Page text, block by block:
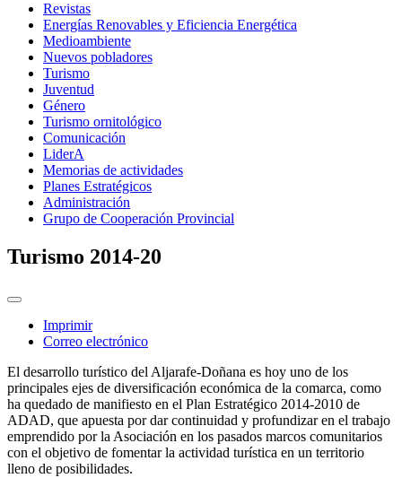
Revistas
Energías Renovables y Eficiencia Energética
Medioambiente
Nuevos pobladores
Turismo
Juventud
Género
Turismo ornitológico
Comunicación
LiderA
Memorias de actividades
Planes Estratégicos
Administración
Grupo de Cooperación Provincial
Turismo 2014-20
Imprimir
Correo electrónico
El desarrollo turístico del Aljarafe-Doñana es hoy uno de los
principales ejes de diversificación económica de la comarca, como
ha quedado de manifiesto en el Plan Estratégico 2014-2010 de
ADAD, que apuesta por dar continuidad y profundizar en el trabajo
emprendido por la Asociación en los pasados marcos comunitarios
con el objetivo de fomentar la actividad turística en un territorio
lleno de posibilidades.